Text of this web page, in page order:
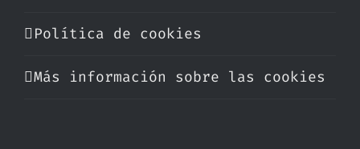
Política de cookies
Más información sobre las cookies